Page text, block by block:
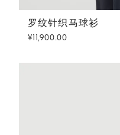
罗纹针织马球衫 榛子色
罗纹针织马球衫
¥11,900.00